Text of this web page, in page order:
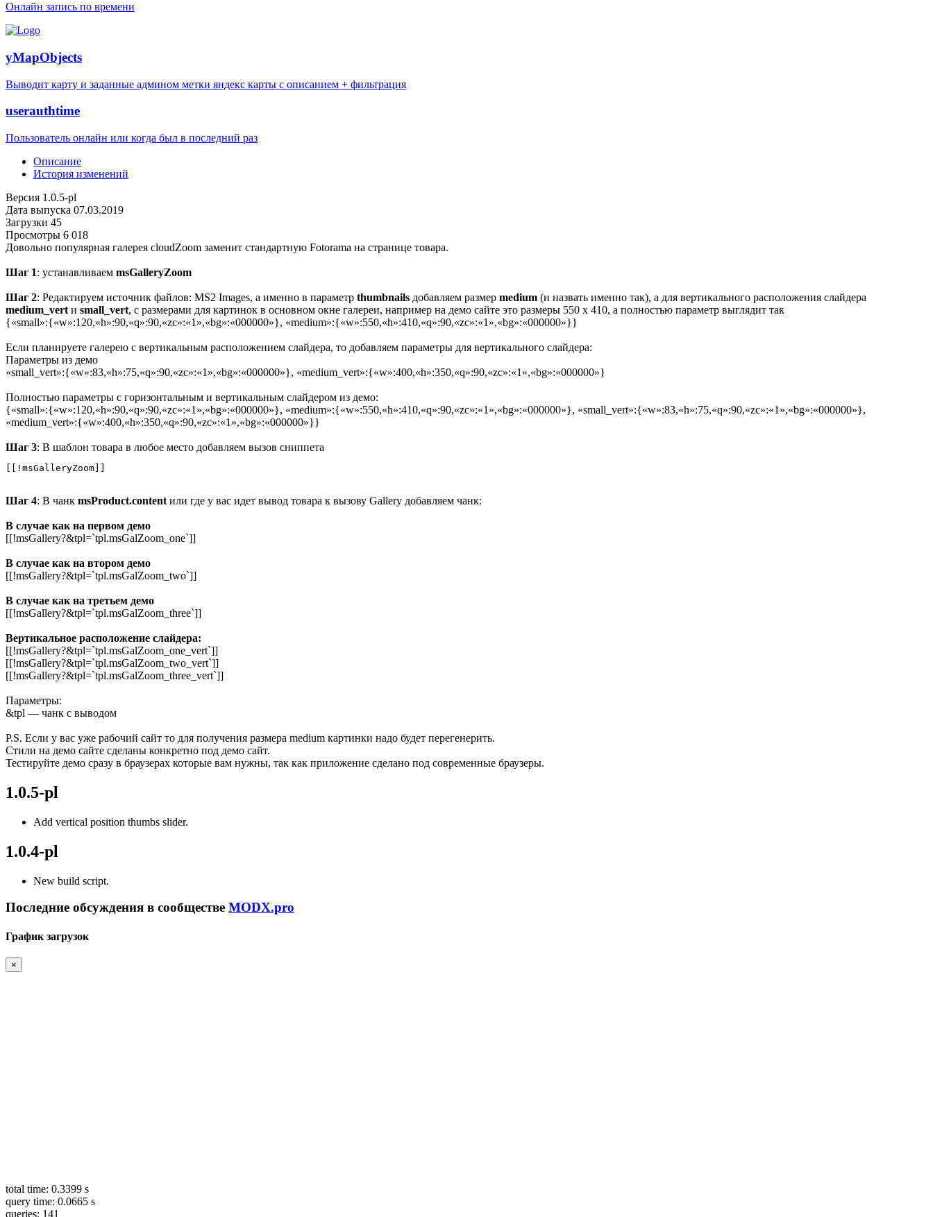
Онлайн запись по времени
yMapObjects
Выводит карту и заданные админом метки яндекс карты с описанием + фильтрация
userauthtime
Пользователь онлайн или когда был в последний раз
Описание
История изменений
Версия 1.0.5-pl
Дата выпуска 07.03.2019
Загрузки 45
Просмотры 6 018
Довольно популярная галерея cloudZoom заменит стандартную Fotorama на странице товара.
Шаг 1: устанавливаем msGalleryZoom
Шаг 2: Редактируем источник файлов: MS2 Images, а именно в параметр thumbnails добавляем размер medium (и назвать именно так), а для вертикального расположения слайдера
medium_vert и small_vert, с размерами для картинок в основном окне галереи, например на демо сайте это размеры 550 х 410, а полностью параметр выглядит так
{«small»:{«w»:120,«h»:90,«q»:90,«zc»:«1»,«bg»:«000000»}, «medium»:{«w»:550,«h»:410,«q»:90,«zc»:«1»,«bg»:«000000»}}
Если планируете галерею с вертикальным расположением слайдера, то добавляем параметры для вертикального слайдера:
Параметры из демо
«small_vert»:{«w»:83,«h»:75,«q»:90,«zc»:«1»,«bg»:«000000»}, «medium_vert»:{«w»:400,«h»:350,«q»:90,«zc»:«1»,«bg»:«000000»}
Полностью параметры с горизонтальным и вертикальным слайдером из демо:
{«small»:{«w»:120,«h»:90,«q»:90,«zc»:«1»,«bg»:«000000»}, «medium»:{«w»:550,«h»:410,«q»:90,«zc»:«1»,«bg»:«000000»}, «small_vert»:{«w»:83,«h»:75,«q»:90,«zc»:«1»,«bg»:«000000»},
«medium_vert»:{«w»:400,«h»:350,«q»:90,«zc»:«1»,«bg»:«000000»}}
Шаг 3: В шаблон товара в любое место добавляем вызов сниппета
[[!msGalleryZoom]]
Шаг 4: В чанк msProduct.content или где у вас идет вывод товара к вызову Gallery добавляем чанк:
В случае как на первом демо
[[!msGallery?&tpl=`tpl.msGalZoom_one`]]
В случае как на втором демо
[[!msGallery?&tpl=`tpl.msGalZoom_two`]]
В случае как на третьем демо
[[!msGallery?&tpl=`tpl.msGalZoom_three`]]
Вертикальное расположение слайдера:
[[!msGallery?&tpl=`tpl.msGalZoom_one_vert`]]
[[!msGallery?&tpl=`tpl.msGalZoom_two_vert`]]
[[!msGallery?&tpl=`tpl.msGalZoom_three_vert`]]
Параметры:
&tpl — чанк с выводом
P.S. Если у вас уже рабочий сайт то для получения размера medium картинки надо будет перегенерить.
Стили на демо сайте сделаны конкретно под демо сайт.
Тестируйте демо сразу в браузерах которые вам нужны, так как приложение сделано под современные браузеры.
1.0.5-pl
Add vertical position thumbs slider.
1.0.4-pl
New build script.
Последние обсуждения в сообществе MODX.pro
График загрузок
×
total time: 0.3399 s
query time: 0.0665 s
queries: 141